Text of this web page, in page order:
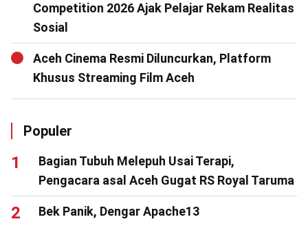
Competition 2026 Ajak Pelajar Rekam Realitas
Sosial
Aceh Cinema Resmi Diluncurkan, Platform
Khusus Streaming Film Aceh
Populer
Bagian Tubuh Melepuh Usai Terapi,
Pengacara asal Aceh Gugat RS Royal Taruma
Bek Panik, Dengar Apache13